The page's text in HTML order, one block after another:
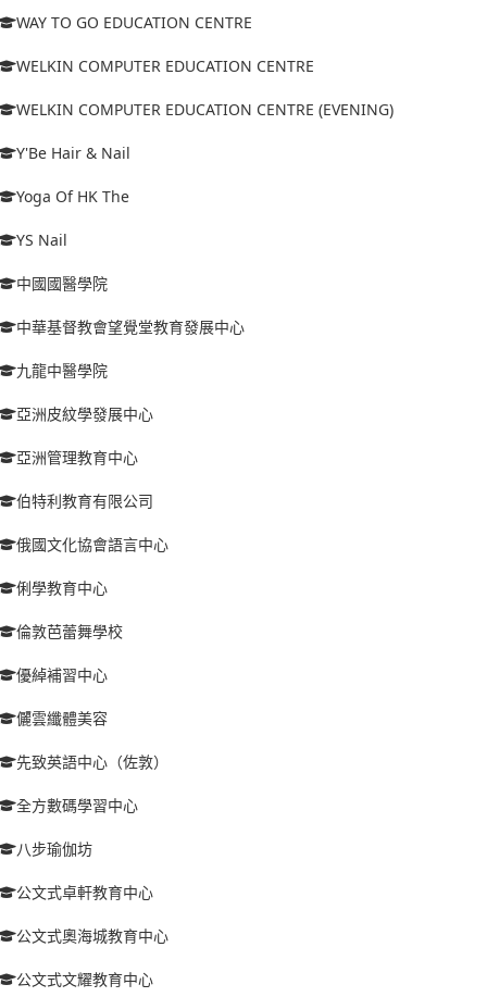
WAY TO GO EDUCATION CENTRE
WELKIN COMPUTER EDUCATION CENTRE
WELKIN COMPUTER EDUCATION CENTRE (EVENING)
Y'Be Hair & Nail
Yoga Of HK The
YS Nail
中國國醫學院
中華基督教會望覺堂教育發展中心
九龍中醫學院
亞洲皮紋學發展中心
亞洲管理教育中心
伯特利教育有限公司
俄國文化協會語言中心
俐學教育中心
倫敦芭蕾舞學校
優綽補習中心
儷雲纖體美容
先致英語中心（佐敦）
全方數碼學習中心
八步瑜伽坊
公文式卓軒教育中心
公文式奧海城教育中心
公文式文耀教育中心